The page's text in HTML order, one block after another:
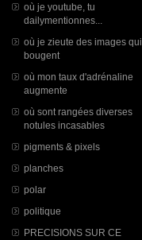
où je youtube, tu
dailymentionnes...
où je zieute des images qui
bougent
où mon taux d'adrénaline
augmente
où sont rangées diverses
notules incasables
pigments & pixels
planches
polar
politique
PRECISIONS SUR CE